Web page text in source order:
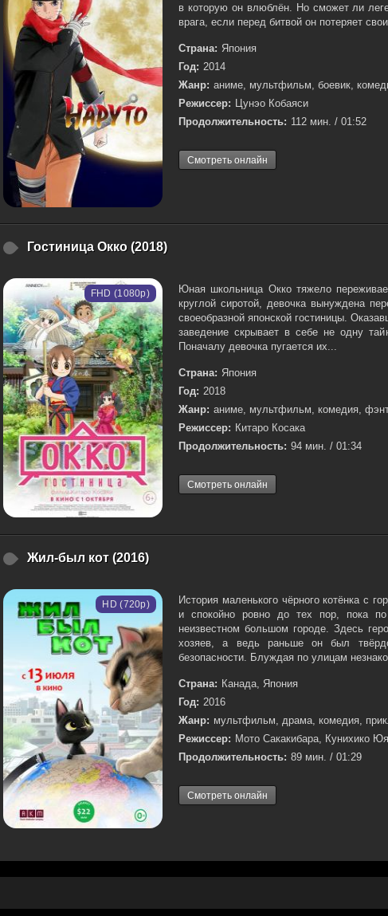
в которую он влюблён. Но сможет ли
врага, если перед битвой он потеряет
Страна: Япония
Год: 2014
Жанр: аниме, мультфильм, боевик,
Режиссер: Цунэо Кобаяси
Продолжительность: 112 мин. / 01:52
Смотреть онлайн
Гостиница Окко (2018)
FHD (1080p)
Юная школьница Окко тяжело
круглой сиротой, девочка вынуждена
своеобразной японской гостиницы.
заведение скрывает в себе не одну
Поначалу девочка пугается их...
Страна: Япония
Год: 2018
Жанр: аниме, мультфильм, комедия,
Режиссер: Китаро Косака
Продолжительность: 94 мин. / 01:34
Смотреть онлайн
Жил-был кот (2016)
HD (720p)
История маленького чёрного котёнка с
и спокойно ровно до тех пор, пока
неизвестном большом городе. Здесь
хозяев, а ведь раньше он был
безопасности. Блуждая по улицам
Страна: Канада, Япония
Год: 2016
Жанр: мультфильм, драма, комедия,
Режиссер: Мото Сакакибара, Кунихико
Продолжительность: 89 мин. / 01:29
Смотреть онлайн